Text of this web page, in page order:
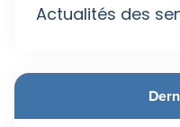
Actualités des